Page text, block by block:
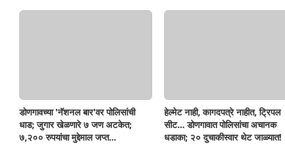
डोणगावच्या 'नॅशनल बार'वर पोलिसांची
धाड; जुगार खेळणारे ७ जण अटकेत;
७,२०० रुपयांचा मुद्देमाल जप्त...
हेल्मेट नाही, कागदपत्रे नाहीत, ट्रिपल
सीट... डोणगावात पोलिसांचा अचानक
धडाका; २० दुचाकीस्वार थेट जाळ्यात!